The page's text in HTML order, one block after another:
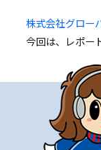
株式会社グロー
今回は、レポー